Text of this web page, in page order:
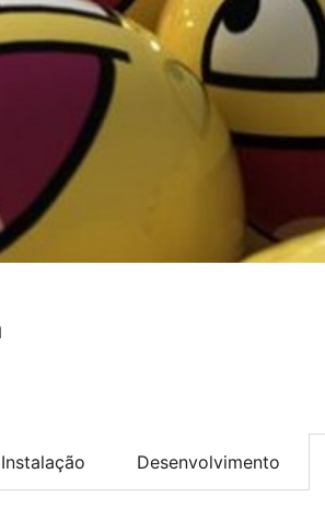
Instalação Desenvolvimento